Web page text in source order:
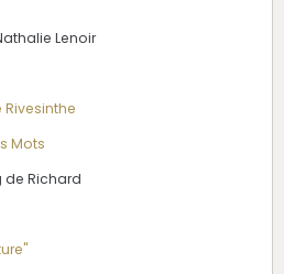
Lenoir
Mots
Richard